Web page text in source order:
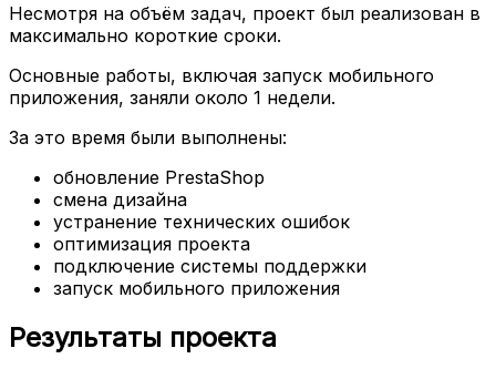
Несмотря на объём задач, проект был реализован в
максимально короткие сроки.
Основные работы, включая запуск мобильного
приложения, заняли около 1 недели.
За это время были выполнены:
обновление PrestaShop
смена дизайна
устранение технических ошибок
оптимизация проекта
подключение системы поддержки
запуск мобильного приложения
Результаты проекта